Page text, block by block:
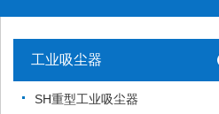
工业吸尘器
SH重型工业吸尘器